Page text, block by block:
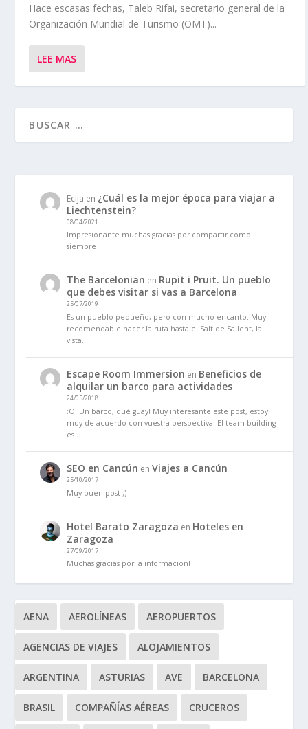
Hace escasas fechas, Taleb Rifai, secretario general de la
Organización Mundial de Turismo (OMT)...
LEE MAS
Ecija en ¿Cuál es la mejor época para viajar a
Liechtenstein?
08/04/2021
Impresionante muchas gracias por compartir como
siempre
The Barcelonian en Rupit i Pruit. Un pueblo
que debes visitar si vas a Barcelona
25/07/2019
Es un pueblo pequeño, pero con mucho encanto. Muy
recomendable hacer la ruta hasta el Salt de Sallent, la
vista…
Escape Room Immersion en Beneficios de
alquilar un barco para actividades
24/05/2018
:O ¡Un barco, qué guay! Muy interesante este post, estoy
muy de acuerdo con vuestra perspectiva. El team building
es…
SEO en Cancún enViajes a Cancún
25/10/2017
Muy buen post ;)
Hotel Barato Zaragoza en Hoteles en
Zaragoza
27/09/2017
Muchas gracias por la información!
AENA AEROLÍNEAS AEROPUERTOS
AGENCIAS DE VIAJES ALOJAMIENTOS
ARGENTINA ASTURIAS AVE BARCELONA
BRASIL COMPAÑÍAS AÉREAS CRUCEROS